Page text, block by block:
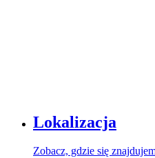
Lokalizacja
Zobacz, gdzie się